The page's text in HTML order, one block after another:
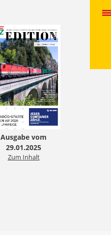
Ausgabe vom
29.01.2025
Zum Inhalt